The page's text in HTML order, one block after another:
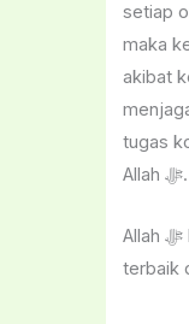
setiap
maka
akibat
tugas
Allah ﷻ.
Allah ﷻ berfirman mengenai predikat umat
terbaik